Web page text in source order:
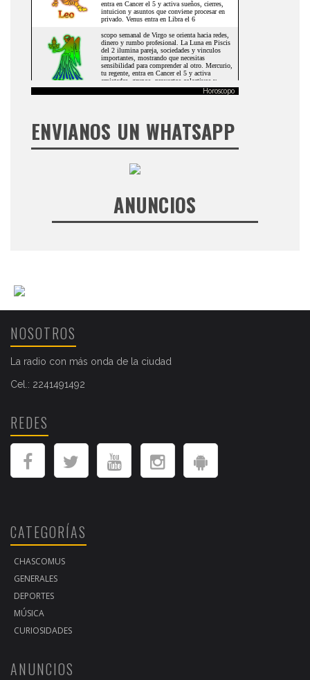
Horoscopo
ENVIANOS UN WHATSAPP
ANUNCIOS
NOSOTROS
La radio con más onda de la ciudad
Cel.: 2241491492
REDES
CATEGORÍAS
CHASCOMUS
GENERALES
DEPORTES
MÚSICA
CURIOSIDADES
ANUNCIOS